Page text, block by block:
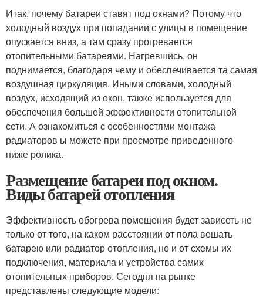
Итак, почему батареи ставят под окнами? Потому что
холодный воздух при попадании с улицы в помещение
опускается вниз, а там сразу прогревается
отопительными батареями. Нагревшись, он
поднимается, благодаря чему и обеспечивается та самая
воздушная циркуляция. Иными словами, холодный
воздух, исходящий из окон, также используется для
обеспечения большей эффективности отопительной
сети. А ознакомиться с особенностями монтажа
радиаторов ы можете при просмотре приведенного
ниже ролика.
Размещение батареи под окном.
Виды батарей отопления
Эффективность обогрева помещения будет зависеть не
только от того, на каком расстоянии от пола вешать
батарею или радиатор отопления, но и от схемы их
подключения, материала и устройства самих
отопительных приборов. Сегодня на рынке
представлены следующие модели: